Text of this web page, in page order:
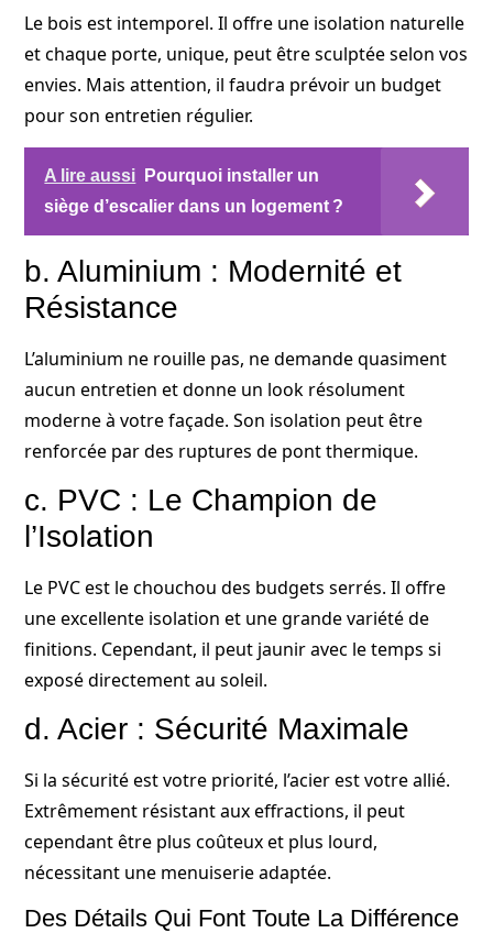
Le bois est intemporel. Il offre une isolation naturelle
et chaque porte, unique, peut être sculptée selon vos
envies. Mais attention, il faudra prévoir un budget
pour son entretien régulier.
A lire aussi
Pourquoi installer un
siège d’escalier dans un logement ?
b. Aluminium : Modernité et
Résistance
L’aluminium ne rouille pas, ne demande quasiment
aucun entretien et donne un look résolument
moderne à votre façade. Son isolation peut être
renforcée par des ruptures de pont thermique.
c. PVC : Le Champion de
l’Isolation
Le PVC est le chouchou des budgets serrés. Il offre
une excellente isolation et une grande variété de
finitions. Cependant, il peut jaunir avec le temps si
exposé directement au soleil.
d. Acier : Sécurité Maximale
Si la sécurité est votre priorité, l’acier est votre allié.
Extrêmement résistant aux effractions, il peut
cependant être plus coûteux et plus lourd,
nécessitant une menuiserie adaptée.
Des Détails Qui Font Toute La Différence